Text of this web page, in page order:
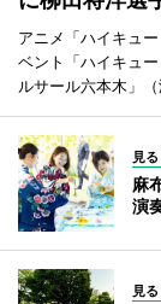
アニメ「ハイキュ
ベント「ハイキュ
ルサール六本木」
見
麻
演
見